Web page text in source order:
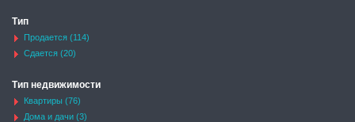
Тип
Продается (114)
Сдается (20)
Тип недвижимости
Квартиры (76)
Дома и дачи (3)